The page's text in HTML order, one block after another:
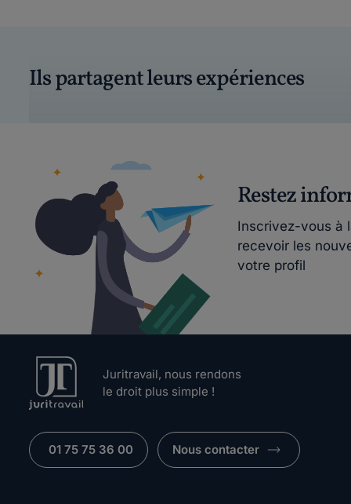
Ils partagent leurs expériences
Restez
Inscrivez-vous à
recevoir les
votre profil
Juritravail, nous rendons
le droit plus simple !
01 75 75 36 00 Nous contacter